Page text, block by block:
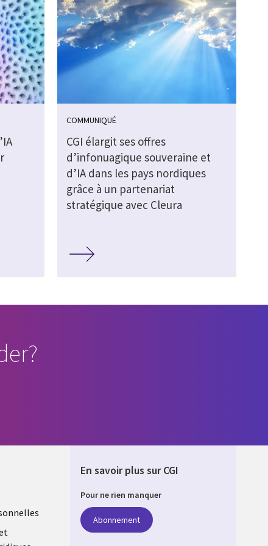
COMMUNIQUÉ
CGI élargit ses offres
d’infonuagique souveraine et
d’IA dans les pays nordiques
grâce à un partenariat
stratégique avec Cleura
En savoir plus sur CGI
Pour ne rien manquer
Abonnement